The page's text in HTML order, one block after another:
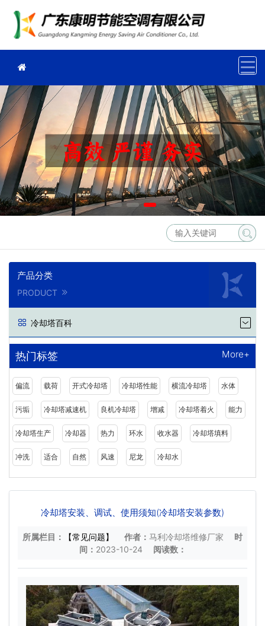
产品分类
PRODUCT
冷却塔百科
热门标签 More+
偏流 载荷 开式冷却塔 冷却塔性能 横流冷却塔 水体
污垢 冷却塔减速机 良机冷却塔 增减 冷却塔着火 能力
冷却塔生产 冷却器 热力 环水 收水器 冷却塔填料
冲洗 适合 自然 风速 尼龙 冷却水
冷却塔安装、调试、使用须知(冷却塔安装参数)
所属栏目： 【常见问题】 作者： 马利冷却塔维修厂家
时
间： 2023-10-24 阅读数：